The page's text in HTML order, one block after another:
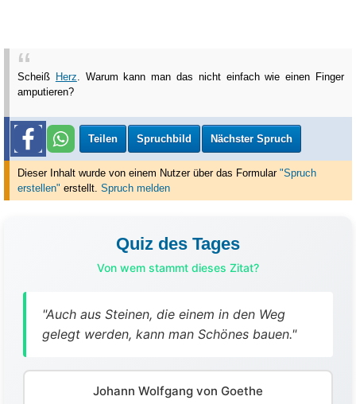
Scheiß Herz. Warum kann man das nicht einfach wie einen Finger
amputieren?
Teilen Spruchbild Nächster Spruch
Dieser Inhalt wurde von einem Nutzer über das Formular "Spruch
erstellen" erstellt. Spruch melden
Quiz des Tages
Von wem stammt dieses Zitat?
"Auch aus Steinen, die einem in den Weg
gelegt werden, kann man Schönes bauen."
Johann Wolfgang von Goethe